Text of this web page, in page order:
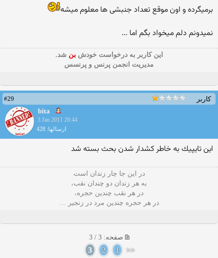
برمیگرده و اون موقع تعداد جنبشی ها معلوم میشه
نمیدونم دلم میخواد بگم اما ...
این كاربر به درخواست خودشبن شد.
مدیریت انجمن پرنس و پرنسس
کاربر
#29
bita
3 Jan 2011 20:44
ارسالها: 428
این تایپیك به خاطر كشدار شدن بحث بسته شد
در این جا چار زندان است
به هر زندان دو چندان نقب،
در هر نقب چندین حجره،
در هر حجره چندین مرد در زنجیر …
صفحه: 3 / 3
<<
1
2
3